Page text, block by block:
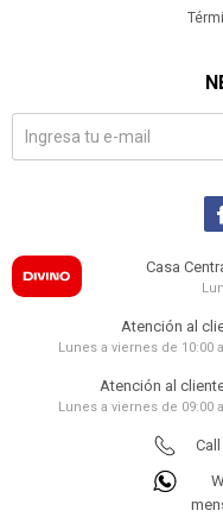
Casa
Atención al
Lunes a viernes de 10:00
Atención al
Lunes a viernes de 09:00